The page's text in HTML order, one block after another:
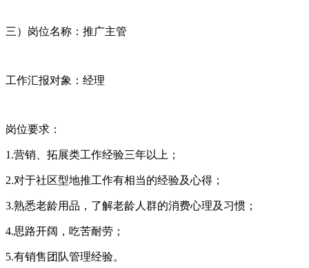
三）岗位名称：推广主管
工作汇报对象：经理
岗位要求：
1.营销、拓展类工作经验三年以上；
2.对于社区型地推工作有相当的经验及心得；
3.熟悉老龄用品，了解老龄人群的消费心理及习惯；
4.思路开阔，吃苦耐劳；
5.有销售团队管理经验。